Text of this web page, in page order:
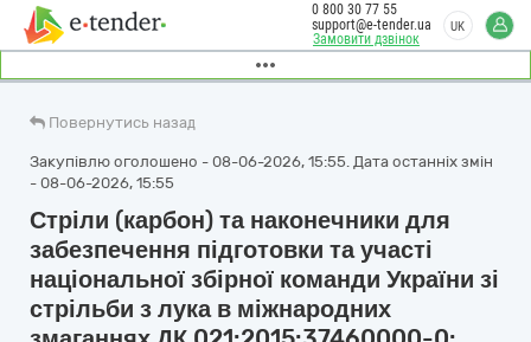
Замовити дзвінок
0 800 30 77 55
support@e-tender.ua
UK
Повернутись назад
Закупівлю оголошено - 08-06-2026, 15:55. Дата останніх змін
- 08-06-2026, 15:55
Стріли (карбон) та наконечники для
забезпечення підготовки та участі
національної збірної команди України зі
стрільби з лука в міжнародних